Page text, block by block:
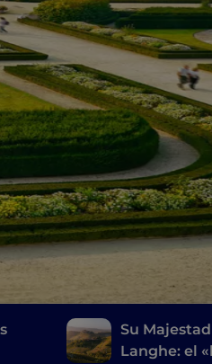
Su
Langhe: el